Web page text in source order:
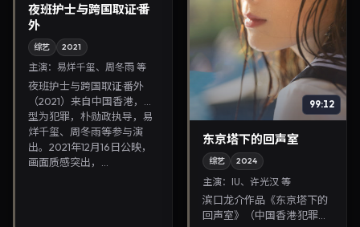
夜班护士与跨国取证·番
外
综艺 2021
主演： 易烊千玺、周冬雨 等
夜班护士与跨国取证·番外
（2021）来自中国香港，类
型为犯罪，朴勋政执导，易
烊千玺、周冬雨等参与演
出。2021年12月16日公映，
画面质感突出，...
99:12
东京塔下的回声室
综艺 2024
主演： IU、许光汉 等
滨口龙介作品《东京塔下的
回声室》（中国香港·犯罪）